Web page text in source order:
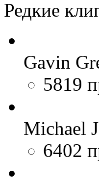
Редкие
Gavin
5819
Michael
6402